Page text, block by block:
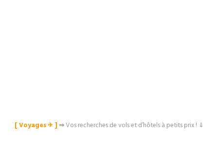
[ Voyages ✈︎ ]⇒Vos recherches de vols et d’hôtels à petits prix ! ⇓